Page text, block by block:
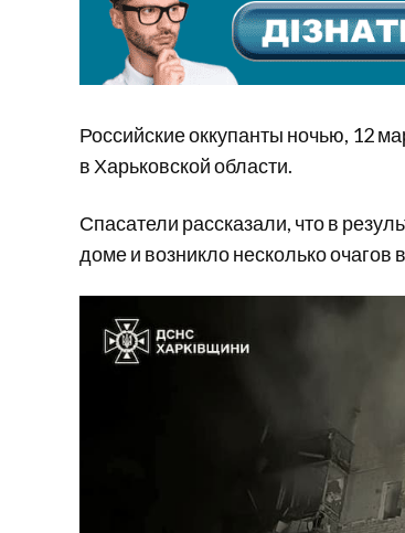
Российские оккупанты ночью, 12
в Харьковской области.
Спасатели рассказали, что в
доме и возникло несколько очагов